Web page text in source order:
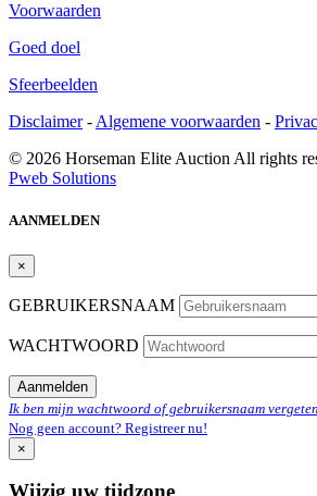
Voorwaarden
Goed doel
Sfeerbeelden
Disclaimer- Algemene voorwaarden -
© 2026 Horseman Elite Auction All rights
Pweb Solutions
AANMELDEN
×
GEBRUIKERSNAAM
WACHTWOORD
Aanmelden
Ik ben mijn wachtwoord of gebruikersnaam vergeten
Nog geen account? Registreer nu!
×